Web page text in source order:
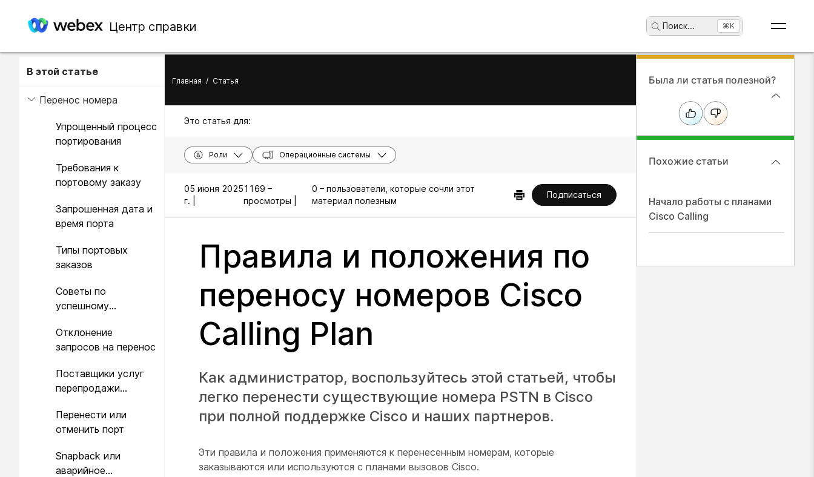
Центр справки Поиск... ⌘K
В этой статье
Перенос номера
Упрощенный процесс
портирования
Требования к
портовому заказу
Запрошенная дата и
время порта
Типы портовых
заказов
Советы по
успешному
Отклонение
запросов на перенос
Поставщики услуг
перепродажи
Перенести или
отменить порт
Snapback или
аварийное
Главная / Статья
Это статья для:
Роли Операционные системы
05 июня 2025
г. |
1169 –
просмотры |
0 – пользователи, которые сочли этот
материал полезным
Подписаться
Правила и положения по
переносу номеров Cisco
Calling Plan
Как администратор, воспользуйтесь этой статьей, чтобы
легко перенести существующие номера PSTN в Cisco
при полной поддержке Cisco и наших партнеров.
Эти правила и положения применяются к перенесенным номерам, которые
заказываются или используются с планами вызовов Cisco.
Была ли статья полезной?
Похожие статьи
Начало работы с планами
Cisco Calling